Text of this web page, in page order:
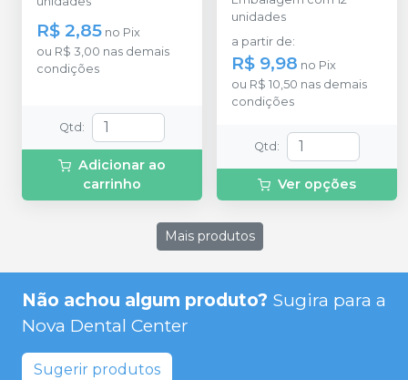
R$ 2,85 no Pix
ou R$ 3,00 nas demais
condições
Qtd :
Adicionar ao
carrinho
unidades
a partir de:
R$ 9,98 no Pix
ou R$ 10,50 nas demais
condições
Qtd :
Ver opções
Mais produtos
Não achou algum produto? Sugira para a
Nova Dental Center
Sugerir produtos